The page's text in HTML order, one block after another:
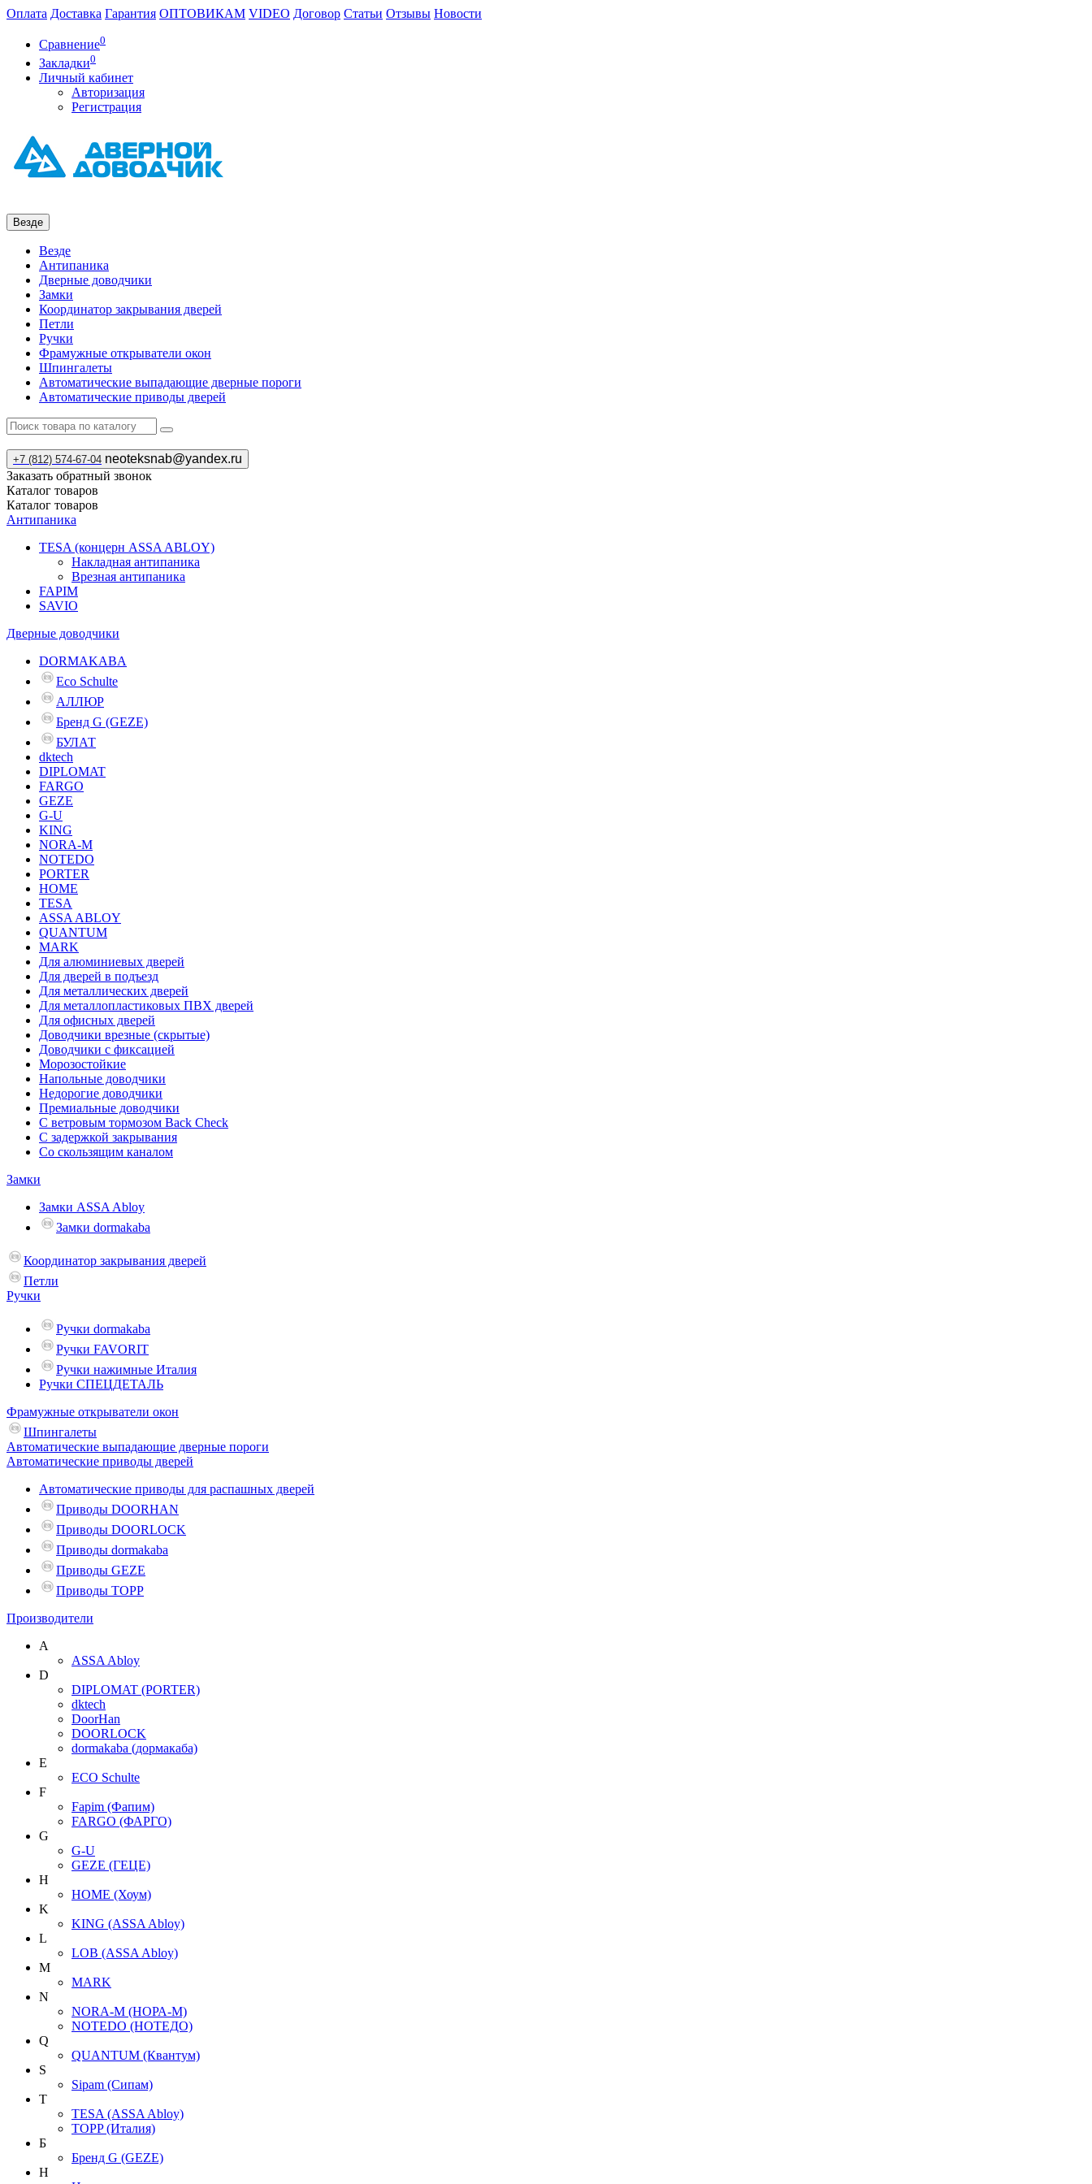
Оплата Доставка Гарантия ОПТОВИКАМ VIDEO Договор Статьи Отзывы Новости
Сравнение0
Закладки0
Личный кабинет
Авторизация
Регистрация
Везде
Везде
Антипаника
Дверные доводчики
Замки
Координатор закрывания дверей
Петли
Ручки
Фрамужные открыватели окон
Шпингалеты
Автоматические выпадающие дверные пороги
Автоматические приводы дверей
+7 (812) 574-67-04 neoteksnab@yandex.ru
Заказать обратный звонок
Каталог товаров
Каталог товаров
Антипаника
TESA (концерн ASSA ABLOY)
Накладная антипаника
Врезная антипаника
FAPIM
SAVIO
Дверные доводчики
DORMAKABA
Eco Schulte
АЛЛЮР
Бренд G (GEZE)
БУЛАТ
dktech
DIPLOMAT
FARGO
GEZE
G-U
KING
NORA-M
NOTEDO
PORTER
HOME
TESA
ASSA ABLOY
QUANTUM
MARK
Для алюминиевых дверей
Для дверей в подъезд
Для металлических дверей
Для металлопластиковых ПВХ дверей
Для офисных дверей
Доводчики врезные (скрытые)
Доводчики с фиксацией
Морозостойкие
Напольные доводчики
Недорогие доводчики
Премиальные доводчики
С ветровым тормозом Back Check
С задержкой закрывания
Со скользящим каналом
Замки
Замки ASSA Abloy
Замки dormakaba
Координатор закрывания дверей
Петли
Ручки
Ручки dormakaba
Ручки FAVORIT
Ручки нажимные Италия
Ручки СПЕЦДЕТАЛЬ
Фрамужные открыватели окон
Шпингалеты
Автоматические выпадающие дверные пороги
Автоматические приводы дверей
Автоматические приводы для распашных дверей
Приводы DOORHAN
Приводы DOORLOCK
Приводы dormakaba
Приводы GEZE
Приводы TOPP
Производители
A
ASSA Abloy
D
DIPLOMAT (PORTER)
dktech
DoorHan
DOORLOCK
dormakaba (дормакаба)
E
ECO Schulte
F
Fapim (Фапим)
FARGO (ФАРГО)
G
G-U
GEZE (ГЕЦЕ)
H
HOME (Хоум)
K
KING (ASSA Abloy)
L
LOB (ASSA Abloy)
M
MARK
N
NORA-M (НОРА-М)
NOTEDO (НОТЕДО)
Q
QUANTUM (Квантум)
S
Sipam (Сипам)
T
TESA (ASSA Abloy)
TOPP (Италия)
Б
Бренд G (GEZE)
Н